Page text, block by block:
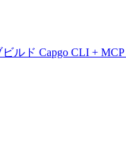
ルド Capgo CLI + MCP